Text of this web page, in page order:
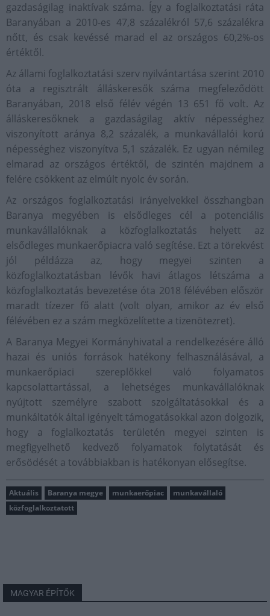
gazdaságilag inaktívak száma. Így a foglalkoztatási ráta
Baranyában a 2010-es 47,8 százalékról 57,6 százalékra
nőtt, és csak kevéssé marad el az országos 60,2%-os
értéktől.
Az állami foglalkoztatási szerv nyilvántartása szerint 2010
óta a regisztrált álláskeresők száma megfeleződött
Baranyában, 2018 első félév végén 13 651 fő volt. Az
álláskeresőknek a gazdaságilag aktív népességhez
viszonyított aránya 8,2 százalék, a munkavállalói korú
népességhez viszonyítva 5,1 százalék. Ez ugyan némileg
elmarad az országos értéktől, de szintén majdnem a
felére csökkent az elmúlt nyolc év során.
Az országos foglalkoztatási irányelvekkel összhangban
Baranya megyében is elsődleges cél a potenciális
munkavállalóknak a közfoglalkoztatás helyett az
elsődleges munkaerőpiacra való segítése. Ezt a törekvést
jól példázza az, hogy megyei szinten a
közfoglalkoztatásban lévők havi átlagos létszáma a
közfoglalkoztatás bevezetése óta 2018 félévében először
maradt tízezer fő alatt (volt olyan, amikor az év első
félévében ez a szám megközelítette a tizenötezret).
A Baranya Megyei Kormányhivatal a rendelkezésére álló
hazai és uniós források hatékony felhasználásával, a
munkaerőpiaci szereplőkkel való folyamatos
kapcsolattartással, a lehetséges munkavállalóknak
nyújtott személyre szabott szolgáltatásokkal és a
munkáltatók által igényelt támogatásokkal azon dolgozik,
hogy a foglalkoztatás területén megyei szinten is
megfigyelhető kedvező folyamatok folytatását és
erősödését a továbbiakban is hatékonyan elősegítse.
Aktuális Baranya megye munkaerőpiac
munkavállaló
közfoglalkoztatott
MAGYAR ÉPÍTŐK